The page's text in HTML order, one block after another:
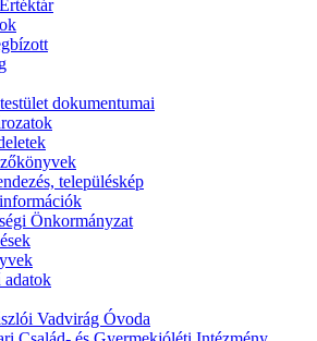
dokumentumai
településkép
Önkormányzat
adatok
Vadvirág Óvoda